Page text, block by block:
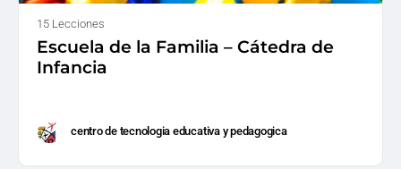
15 Lecciones
Escuela de la Familia – Cátedra de
Infancia
centro de tecnologia educativa y pedagogica